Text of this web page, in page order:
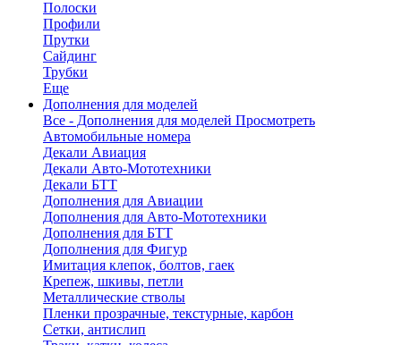
Полоски
Профили
Прутки
Сайдинг
Трубки
Еще
Дополнения для моделей
Все - Дополнения для моделей Просмотреть
Автомобильные номера
Декали Авиация
Декали Авто-Мототехники
Декали БТТ
Дополнения для Авиации
Дополнения для Авто-Мототехники
Дополнения для БТТ
Дополнения для Фигур
Имитация клепок, болтов, гаек
Крепеж, шкивы, петли
Металлические стволы
Пленки прозрачные, текстурные, карбон
Сетки, антислип